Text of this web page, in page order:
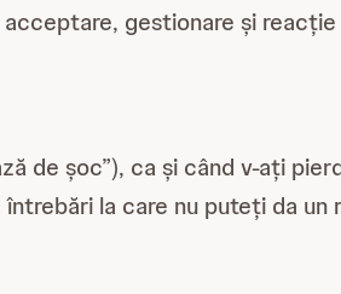
gestionare și reacție
de șoc”), ca și când v-ați
la care nu puteți da un